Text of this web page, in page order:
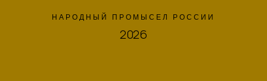
НАРОДНЫЙ ПРОМЫСЕЛ РОССИИ
2026